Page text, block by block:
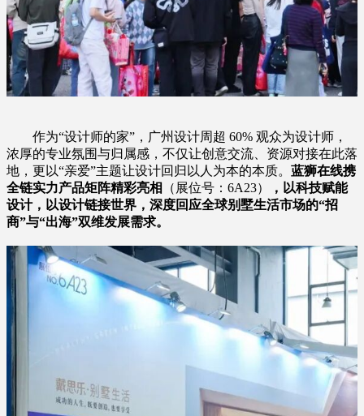
作为“设计师的家”，广州设计周超 60% 观众为设计师，
浓厚的专业氛围与归属感，不仅让创意交流、资源对接在此落
地，更以“亲爱”主题让设计回归以人为本的本质。 蓝狮在线携
全链实力产品矩阵精彩亮相
（展位号：6A23）
，以科技赋能
设计，以设计链接世界，深度回应全球别墅生活市场的“招
商”与“出海”双维发展需求。